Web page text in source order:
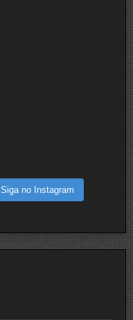
Siga no Instagram